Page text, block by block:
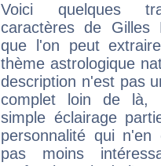
Voici quelques
caractères de Gilles
que l'on peut
thème astrologique
description n'est pas
complet loin de là,
simple éclairage
personnalité qui n'en
pas moins